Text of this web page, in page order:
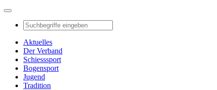
Aktuelles
Der Verband
Schiesssport
Bogensport
Jugend
Tradition